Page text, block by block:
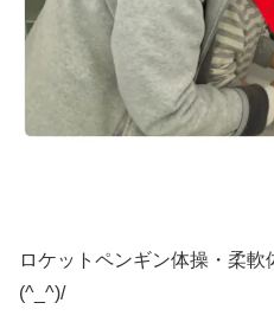
ロケットペンギン体操・柔
(^_^)/